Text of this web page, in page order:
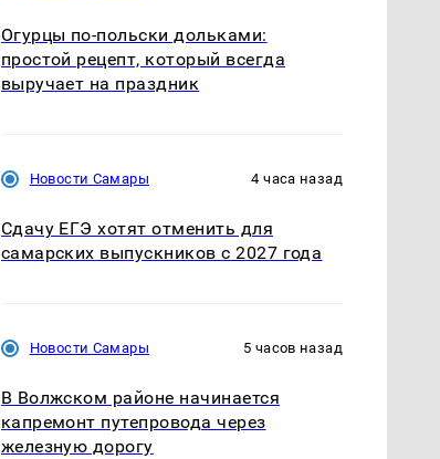
Огурцы по‑польски дольками:
простой рецепт, который всегда
выручает на праздник
Новости Самары 4 часа назад
Сдачу ЕГЭ хотят отменить для
самарских выпускников с 2027 года
Новости Самары 5 часов назад
В Волжском районе начинается
капремонт путепровода через
железную дорогу